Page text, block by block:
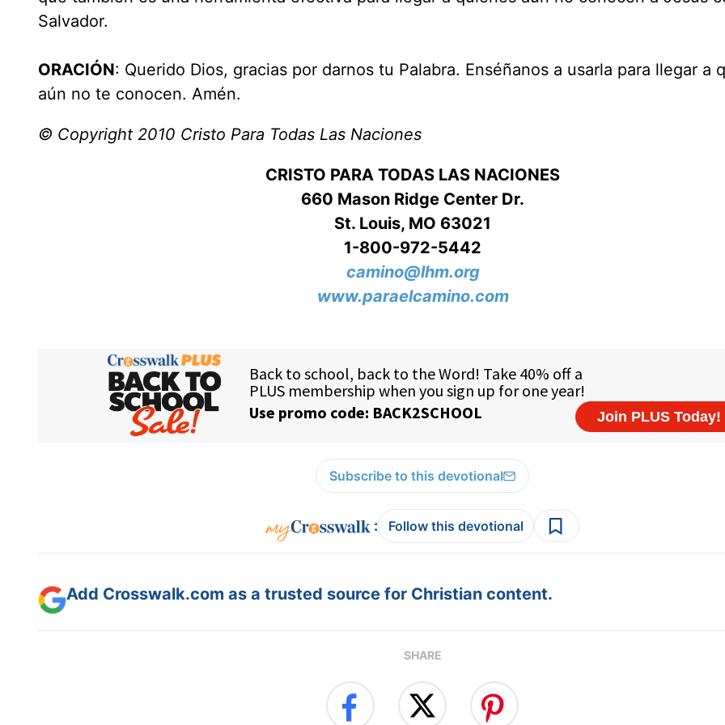
Salvador.
ORACIÓN: Querido Dios, gracias por darnos tu Palabra. Enséñanos a usarla para llegar a
aún no te conocen. Amén.
© Copyright 2010 Cristo Para Todas Las Naciones
CRISTO PARA TODAS LAS NACIONES
660 Mason Ridge Center Dr.
St. Louis, MO 63021
1-800-972-5442
camino@lhm.org
www.paraelcamino.com
Subscribe to this devotional
: Follow this devotional
Add Crosswalk.com as a trusted source for Christian content.
SHARE